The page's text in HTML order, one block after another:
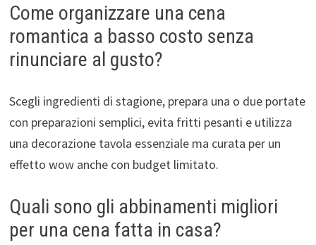
Come organizzare una cena
romantica a basso costo senza
rinunciare al gusto?
Scegli ingredienti di stagione, prepara una o due portate
con preparazioni semplici, evita fritti pesanti e utilizza
una decorazione tavola essenziale ma curata per un
effetto wow anche con budget limitato.
Quali sono gli abbinamenti migliori
per una cena fatta in casa?